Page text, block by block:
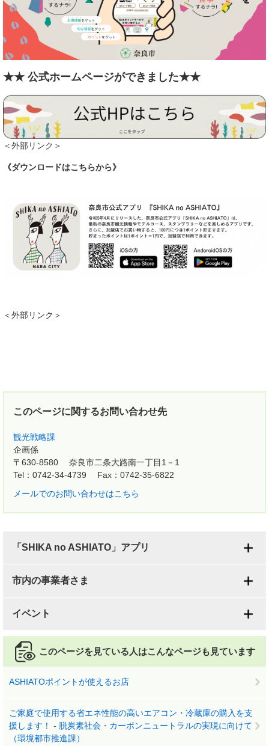
★★ 公式ホームページができました★★
＜外部リンク＞
《ダウンロードはこちらから》
＜外部リンク＞
このページに関するお問い合わせ先
観光戦略課
企画係
〒630-8580
奈良市二条大路南一丁目1－1
Tel：0742-34-4739
Fax：0742-35-6822
メールでのお問い合わせはこちら
「SHIKA no ASHIATO」アプリ
市内の事業者さま
イベント
このページを見ている人はこんなページも見ています
ASHIATOポイントが使えるお店
ご家庭で使用する省エネ性能の高いエアコン・冷蔵庫の購入を支
援します！ - 脱炭素社会・カーボンニュートラルの実現に向けて
（環境都市推進課）